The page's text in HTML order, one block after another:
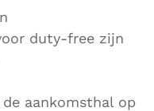
duty-free zijn
aankomsthal op